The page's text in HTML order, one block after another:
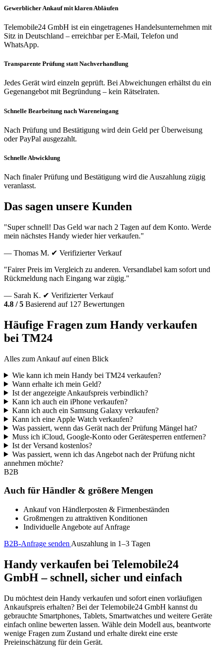
Gewerblicher Ankauf mit klaren Abläufen
Telemobile24 GmbH ist ein eingetragenes Handelsunternehmen mit
Sitz in Deutschland – erreichbar per E-Mail, Telefon und
WhatsApp.
Transparente Prüfung statt Nachverhandlung
Jedes Gerät wird einzeln geprüft. Bei Abweichungen erhältst du ein
Gegenangebot mit Begründung – kein Rätselraten.
Schnelle Bearbeitung nach Wareneingang
Nach Prüfung und Bestätigung wird dein Geld per Überweisung
oder PayPal ausgezahlt.
Schnelle Abwicklung
Nach finaler Prüfung und Bestätigung wird die Auszahlung zügig
veranlasst.
Das sagen unsere Kunden
"Super schnell! Das Geld war nach 2 Tagen auf dem Konto. Werde
mein nächstes Handy wieder hier verkaufen."
— Thomas M. ✔ Verifizierter Verkauf
"Fairer Preis im Vergleich zu anderen. Versandlabel kam sofort und
Rückmeldung nach Eingang war zügig."
— Sarah K. ✔ Verifizierter Verkauf
4.8 / 5 Basierend auf 127 Bewertungen
Häufige Fragen zum Handy verkaufen
bei TM24
Alles zum Ankauf auf einen Blick
Wie kann ich mein Handy bei TM24 verkaufen?
Wann erhalte ich mein Geld?
Ist der angezeigte Ankaufspreis verbindlich?
Kann ich auch ein iPhone verkaufen?
Kann ich auch ein Samsung Galaxy verkaufen?
Kann ich eine Apple Watch verkaufen?
Was passiert, wenn das Gerät nach der Prüfung Mängel hat?
Muss ich iCloud, Google-Konto oder Gerätesperren entfernen?
Ist der Versand kostenlos?
Was passiert, wenn ich das Angebot nach der Prüfung nicht
annehmen möchte?
B2B
Auch für Händler & größere Mengen
Ankauf von Händlerposten & Firmenbeständen
Großmengen zu attraktiven Konditionen
Individuelle Angebote auf Anfrage
B2B-Anfrage senden Auszahlung in 1–3 Tagen
Handy verkaufen bei Telemobile24
GmbH – schnell, sicher und einfach
Du möchtest dein Handy verkaufen und sofort einen vorläufigen
Ankaufspreis erhalten? Bei der Telemobile24 GmbH kannst du
gebrauchte Smartphones, Tablets, Smartwatches und weitere Geräte
einfach online bewerten lassen. Wähle dein Modell aus, beantworte
wenige Fragen zum Zustand und erhalte direkt eine erste
Preieinschätzung für dein Gerät.